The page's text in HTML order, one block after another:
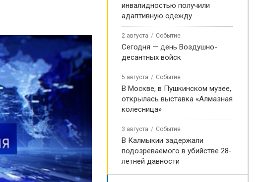
инвалидностью получили
адаптивную одежду
2 августа Событие
Сегодня — день Воздушно-
десантных войск
5 августа Событие
В Москве, в Пушкинском музее,
открылась выставка «Алмазная
колесница»
3 августа Событие
️В Калмыкии задержали
подозреваемого в убийстве 28-
летней давности